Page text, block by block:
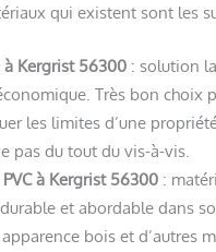
qui existent sont les
à Kergrist 56300 : solution
Très bon choix
les limites d’une
pas du tout du vis-à-vis.
à Kergrist 56300 :
durable et abordable dans
bois et d’autres